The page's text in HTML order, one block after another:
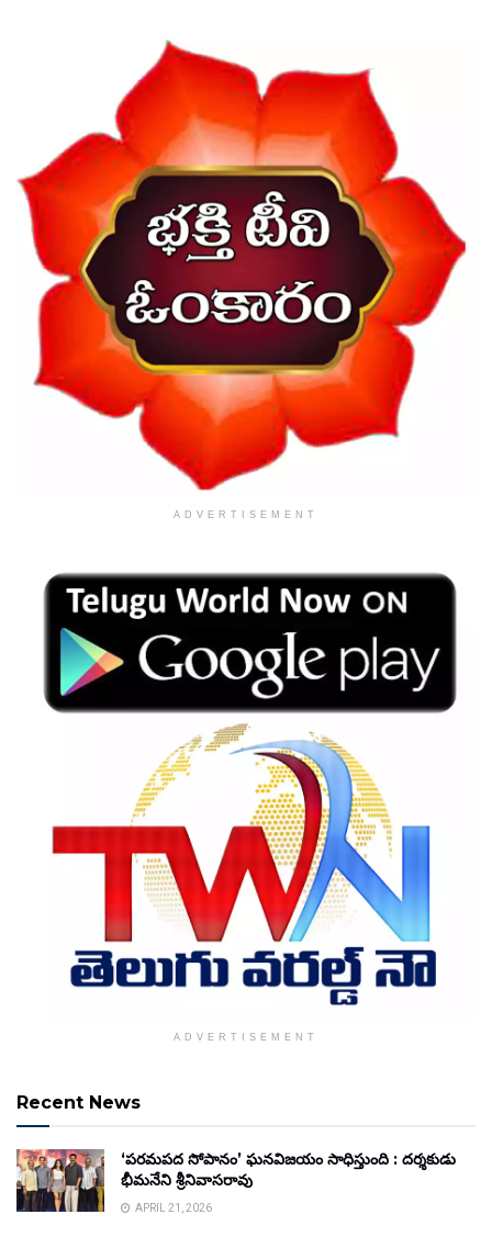
ADVERTISEMENT
ADVERTISEMENT
Recent News
‘పరమపద సోపానం’ ఘనవిజయం సాధిస్తుంది : దర్శకుడు
భీమనేని శ్రీనివాసరావు
APRIL 21, 2026